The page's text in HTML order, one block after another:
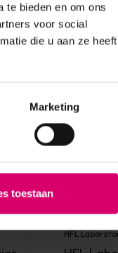
te bieden en om ons
voor social
die u aan ze heeft
Marketing
toestaan
HFL